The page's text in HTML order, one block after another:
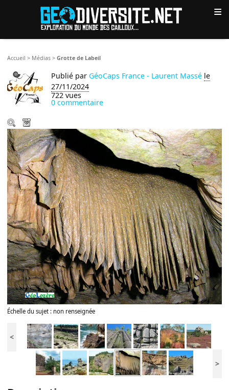
≡
Accueil > Médias >Grotte de Labeil
Publié par GéoCaps France - Laurent Massé le
27/11/2024
722 vues
0 commentaire
Échelle du sujet : non renseignée
<
>